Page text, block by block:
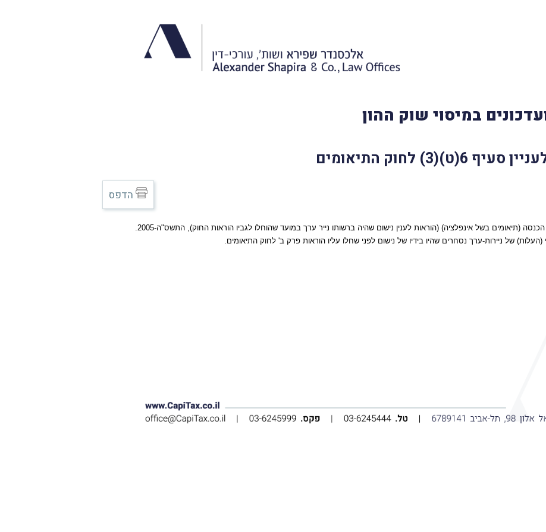
במיסוי שוק ההון
(תיאומים בשל אינפלציה) (הוראות לענין נישום שהיה ברשותו נייר ערך במועד שהוחלו לגביו הוראות החוק), התשס"ה-2005.
של ניירות-ערך נסחרים שהיו בידיו של נישום לפני שחלו עליו הוראות פרק ב' לחוק התיאומים.